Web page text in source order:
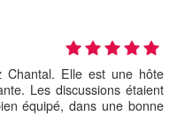
Elle est une hôte
Les discussions étaient
équipé, dans une bonne